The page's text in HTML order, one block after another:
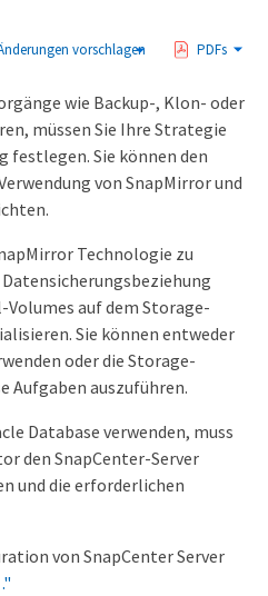
vorschlagen PDFs
wie Backup-, Klon- oder
müssen Sie Ihre Strategie
festlegen. Sie können den
von SnapMirror und
Technologie zu
Volumes auf dem Storage-
Sie können entweder
oder die Storage-
Aufgaben auszuführen.
Database verwenden, muss
den SnapCenter-Server
und die erforderlichen
von SnapCenter Server